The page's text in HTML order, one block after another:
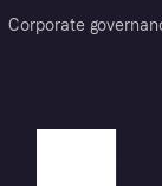
Corporate